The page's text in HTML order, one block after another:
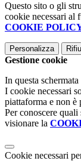
Questo sito o gli
cookie necessari al
COOKIE
Personalizza
Gestione cookie
In questa
I cookie necessari
piattaforma e non è
Per conoscere
visionare la
Cookie necessari